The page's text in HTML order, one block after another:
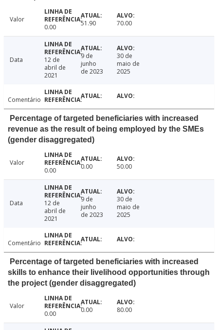
Valor
0.00
51.90 70.00
Data
12 de
abril de
2021
9 de
junho
de 2023
30 de
maio de
2025
Comentário
Percentage of targeted beneficiaries with increased
revenue as the result of being employed by the SMEs
(gender disaggregated)
Valor
0.00
0.00 50.00
Data
12 de
abril de
2021
9 de
junho
de 2023
30 de
maio de
2025
Comentário
Percentage of targeted beneficiaries with increased
skills to enhance their livelihood opportunities through
the project (gender disaggregated)
Valor
0.00
0.00 80.00